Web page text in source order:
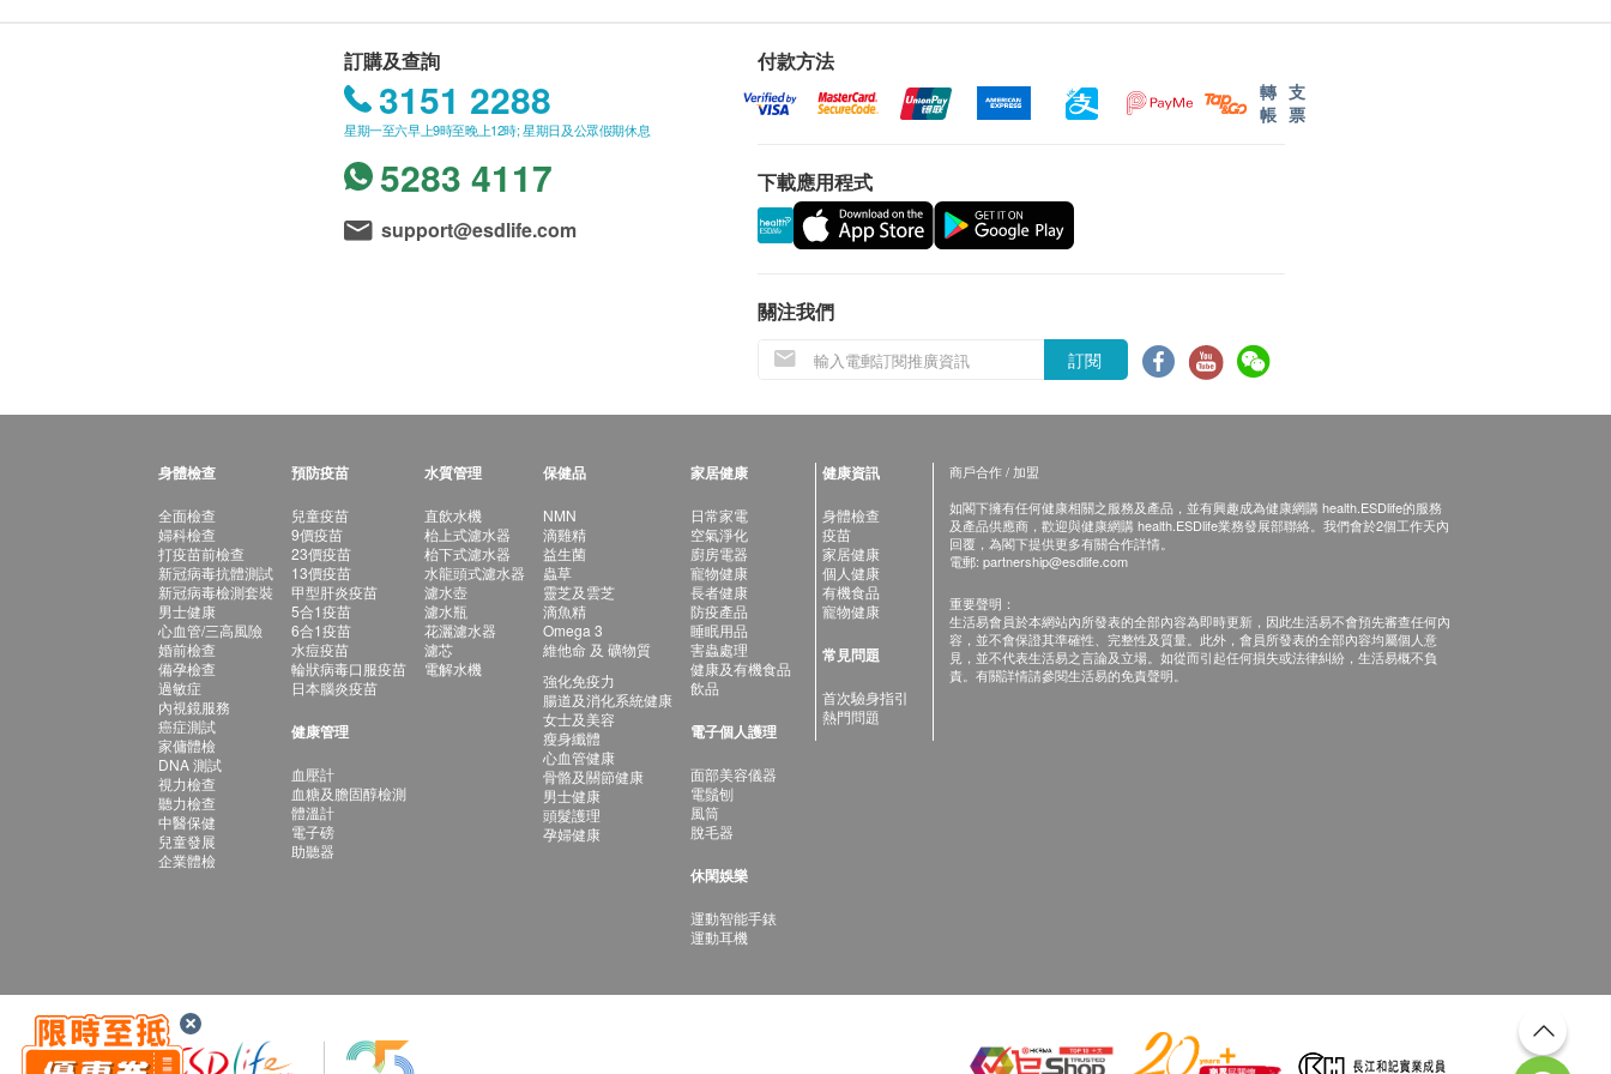
訂購及查詢
3151 2288
星期一至六早上9時至晚上12時; 星期日及公眾假期休息
5283 4117
support@esdlife.com
付款方法
轉
帳
支
票
下載應用程式
關注我們
訂閱
身體檢查
全面檢查
婦科檢查
打疫苗前檢查
新冠病毒抗體測試
新冠病毒檢測套裝
男士健康
心血管/三高風險
婚前檢查
備孕檢查
過敏症
內視鏡服務
癌症測試
家傭體檢
DNA 測試
視力檢查
聽力檢查
中醫保健
兒童發展
企業體檢
預防疫苗
兒童疫苗
9價疫苗
23價疫苗
13價疫苗
甲型肝炎疫苗
5合1疫苗
6合1疫苗
水痘疫苗
輪狀病毒口服疫苗
日本腦炎疫苗
健康管理
血壓計
血糖及膽固醇檢測
體溫計
電子磅
助聽器
水質管理
直飲水機
枱上式濾水器
枱下式濾水器
水龍頭式濾水器
濾水壺
濾水瓶
花灑濾水器
濾芯
電解水機
保健品
NMN
滴雞精
益生菌
蟲草
靈芝及雲芝
滴魚精
Omega 3
維他命 及 礦物質
強化免疫力
腸道及消化系統健康
女士及美容
瘦身纖體
心血管健康
骨骼及關節健康
男士健康
頭髮護理
孕婦健康
家居健康
日常家電
空氣淨化
廚房電器
寵物健康
長者健康
防疫產品
睡眠用品
害蟲處理
健康及有機食品
飲品
電子個人護理
面部美容儀器
電鬚刨
風筒
脫毛器
休閑娛樂
運動智能手錶
運動耳機
健康資訊
身體檢查
疫苗
家居健康
個人健康
有機食品
寵物健康
常見問題
首次驗身指引
熱門問題
商戶合作 / 加盟
如閣下擁有任何健康相關之服務及產品，並有興趣成為健康網購 health.ESDlife的服務
及產品供應商，歡迎與健康網購 health.ESDlife業務發展部聯絡。我們會於2個工作天內
回覆，為閣下提供更多有關合作詳情。
電郵: partnership@esdlife.com
重要聲明：
生活易會員於本網站內所發表的全部內容為即時更新，因此生活易不會預先審查任何內
容，並不會保證其準確性、完整性及質量。此外，會員所發表的全部內容均屬個人意
見，並不代表生活易之言論及立場。如從而引起任何損失或法律糾紛，生活易概不負
責。有關詳情請參閱生活易的免責聲明。